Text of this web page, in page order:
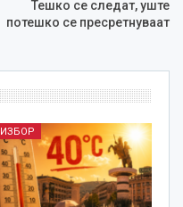
Тешко се следат, уште
потешко се пресретнуваат
ИЗБОР